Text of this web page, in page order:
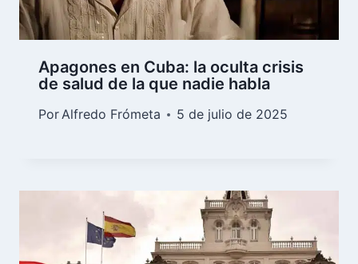
Apagones en Cuba: la oculta crisis
de salud de la que nadie habla
PorAlfredo Frómeta 5 de julio de 2025